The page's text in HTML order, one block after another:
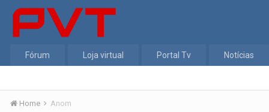
Fórum Loja virtual Portal Tv Notícias
Home Anom